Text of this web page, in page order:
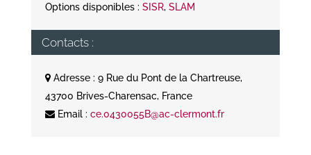
Options disponibles : SISR, SLAM
Contacts :
Adresse : 9 Rue du Pont de la Chartreuse,
43700 Brives-Charensac, France
Email : ce.0430055B@ac-clermont.fr